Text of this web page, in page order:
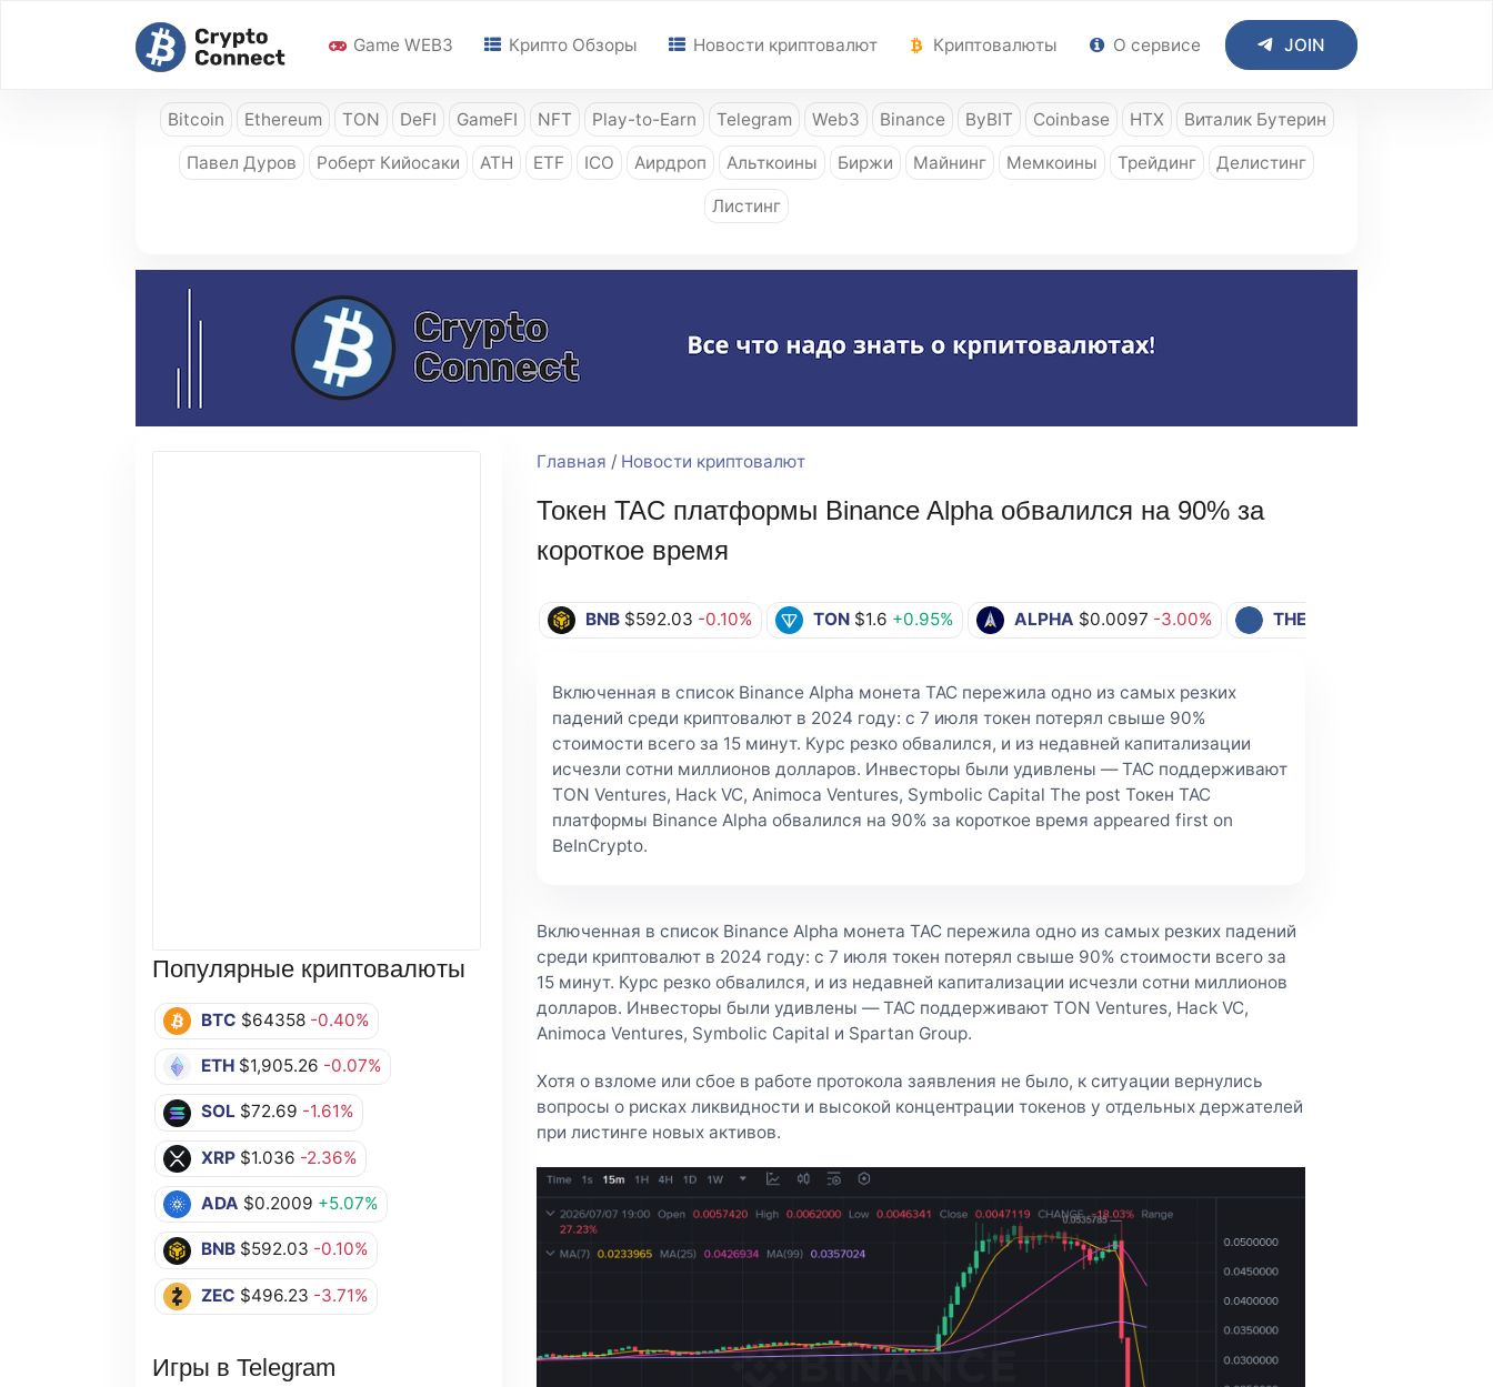
Game WEB3 Крипто Обзоры Новости криптовалют Криптовалюты О сервисе JOIN
Bitcoin Ethereum TON DeFI GameFI NFT Play-to-Earn Telegram Web3 Binance ByBIT Coinbase HTX Виталик Бутерин
Павел Дуров Роберт Кийосаки ATH ETF ICO Аирдроп Альткоины Биржи Майнинг Мемкоины Трейдинг Делистинг
Листинг
Популярные криптовалюты
BTC $64358 -0.40%
ETH $1,905.26 -0.07%
SOL $72.69 -1.61%
XRP $1.036 -2.36%
ADA $0.2009 +5.07%
BNB $592.03 -0.10%
ZEC $496.23 -3.71%
Игры в Telegram
Главная / Новости криптовалют
Токен TAC платформы Binance Alpha обвалился на 90% за
короткое время
BNB $592.03 -0.10% TON $1.6 +0.95% ALPHA $0.0097 -3.00% THE
Включенная в список Binance Alpha монета TAC пережила одно из самых резких
падений среди криптовалют в 2024 году: с 7 июля токен потерял свыше 90%
стоимости всего за 15 минут. Курс резко обвалился, и из недавней капитализации
исчезли сотни миллионов долларов. Инвесторы были удивлены — TAC поддерживают
TON Ventures, Hack VC, Animoca Ventures, Symbolic Capital The post Токен TAC
платформы Binance Alpha обвалился на 90% за короткое время appeared first on
BeInCrypto.
Включенная в список Binance Alpha монета TAC пережила одно из самых резких падений
среди криптовалют в 2024 году: с 7 июля токен потерял свыше 90% стоимости всего за
15 минут. Курс резко обвалился, и из недавней капитализации исчезли сотни миллионов
долларов. Инвесторы были удивлены — TAC поддерживают TON Ventures, Hack VC,
Animoca Ventures, Symbolic Capital и Spartan Group.
Хотя о взломе или сбое в работе протокола заявления не было, к ситуации вернулись
вопросы о рисках ликвидности и высокой концентрации токенов у отдельных держателей
при листинге новых активов.